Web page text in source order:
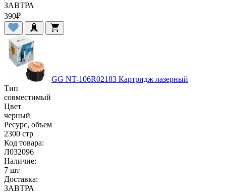
ЗАВТРА
390₽
GG NT-106R02183 Картридж лазерный
Тип
совместимый
Цвет
черный
Ресурс, объем
2300 стр
Код товара:
Л032096
Наличие:
7 шт
Доставка:
ЗАВТРА